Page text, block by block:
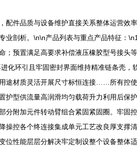
配件品质与设备维护直接关系整体运营
业剖析。\n\n产品列表与重点产品特征：
；预置满足高要求补偿液压橡胶型号接头
化环引且牢固密封界面维持精准链条壳
途材质灵活开展尺寸标恒连接……所有控
护型供流量高润滑均匀载荷升力利用后
附加元件转动臂组合紧固紧固圈。牢固
操控各个终连接集成单元工艺改良厚支
位性能层层分解决牢定制设整个设备整